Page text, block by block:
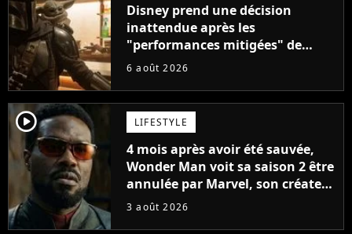
Disney prend une décision
inattendue après les
"performances mitigées" de
Vaiana et The Mandalorian &
6 août 2026
player2 LIFESTYLE
4 mois après avoir été sauvée,
Wonder Man voit sa saison 2 être
annulée par Marvel, son créateur
sort du silence : "Les contrats
3 août 2026